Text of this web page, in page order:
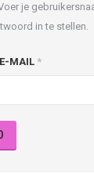
je
in te stellen.
MAIL *VEREIST